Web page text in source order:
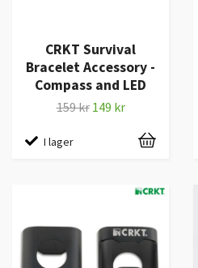
CRKT Survival
Bracelet Accessory -
Compass and LED
159 kr 149 kr
I lager